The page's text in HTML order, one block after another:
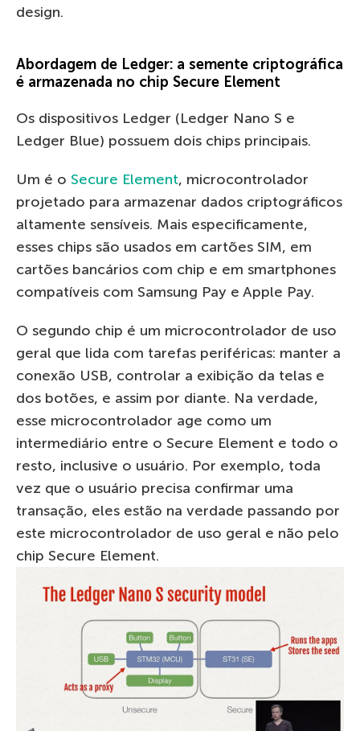
design.
Abordagem de Ledger: a semente criptográfica
é armazenada no chip Secure Element
Os dispositivos Ledger (Ledger Nano S e
Ledger Blue) possuem dois chips principais.
Um é o Secure Element, microcontrolador
projetado para armazenar dados criptográficos
altamente sensíveis. Mais especificamente,
esses chips são usados ​​em cartões SIM, em
cartões bancários com chip e em smartphones
compatíveis com Samsung Pay e Apple Pay.
O segundo chip é um microcontrolador de uso
geral que lida com tarefas periféricas: manter a
conexão USB, controlar a exibição da telas e
dos botões, e assim por diante. Na verdade,
esse microcontrolador age como um
intermediário entre o Secure Element e todo o
resto, inclusive o usuário. Por exemplo, toda
vez que o usuário precisa confirmar uma
transação, eles estão na verdade passando por
este microcontrolador de uso geral e não pelo
chip Secure Element.